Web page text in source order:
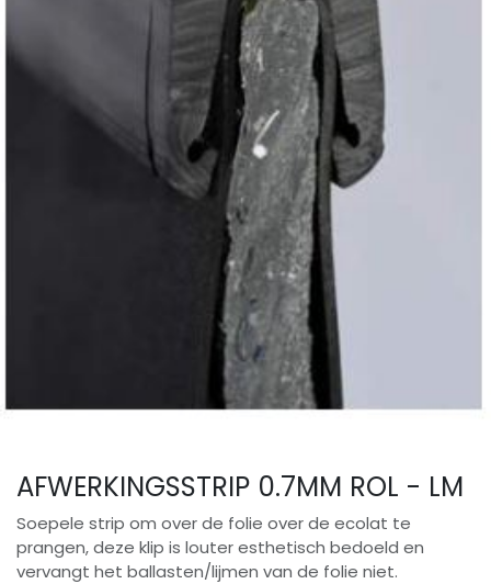
AFWERKINGSSTRIP 0.7MM ROL - LM
Soepele strip om over de folie over de ecolat te
prangen, deze klip is louter esthetisch bedoeld en
vervangt het ballasten/lijmen van de folie niet.